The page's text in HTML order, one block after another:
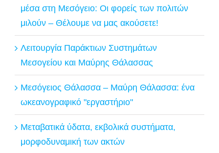
μέσα στη Μεσόγειο: Οι φορείς των πολιτών
μιλούν – Θέλουμε να μας ακούσετε!
Λειτουργία Παράκτιων Συστημάτων
Μεσογείου και Μαύρης Θάλασσας
Μεσόγειος Θάλασσα – Μαύρη Θάλασσα: ένα
ωκεανογραφικό "εργαστήριο"
Μεταβατικά ύδατα, εκβολικά συστήματα,
μορφοδυναμική των ακτών